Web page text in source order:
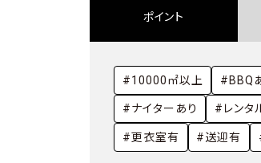
サバイ
やって
撃って
ポイント
#10000㎡以上 #BBQ
#ナイターあり #レンタ
#更衣室有 #送迎有